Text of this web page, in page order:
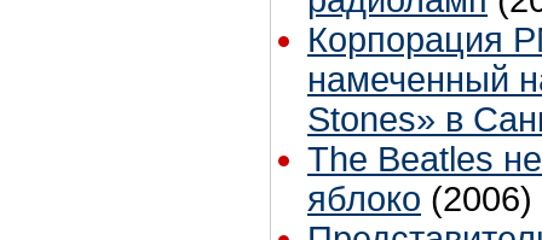
Корпорация
намеченный
Stones» в
The Beatles
яблоко (2006)